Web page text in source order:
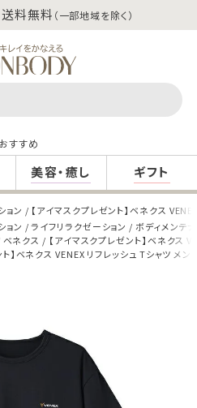
料無料 （一部地域を除く）
おすすめ
美容・癒し ギフト
ョン
【アイマスクプレゼント】ベネクス
ョン ライフリラクゼーション
ボディメンテ
ベネクス
【アイマスクプレゼント】ベネクス
ト】ベネクス VENEX リフレッシュ Tシャツ メン